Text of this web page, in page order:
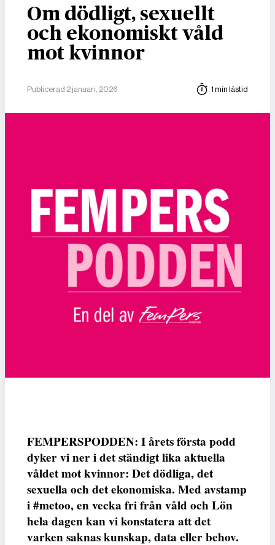
Om dödligt, sexuellt
och ekonomiskt våld
mot kvinnor
Publicerad 2 januari, 2026 1 min lästid
FEMPERSPODDEN: I årets första podd
dyker vi ner i det ständigt lika aktuella
våldet mot kvinnor: Det dödliga, det
sexuella och det ekonomiska. Med avstamp
i #metoo, en vecka fri från våld och Lön
hela dagen kan vi konstatera att det
varken saknas kunskap, data eller behov.